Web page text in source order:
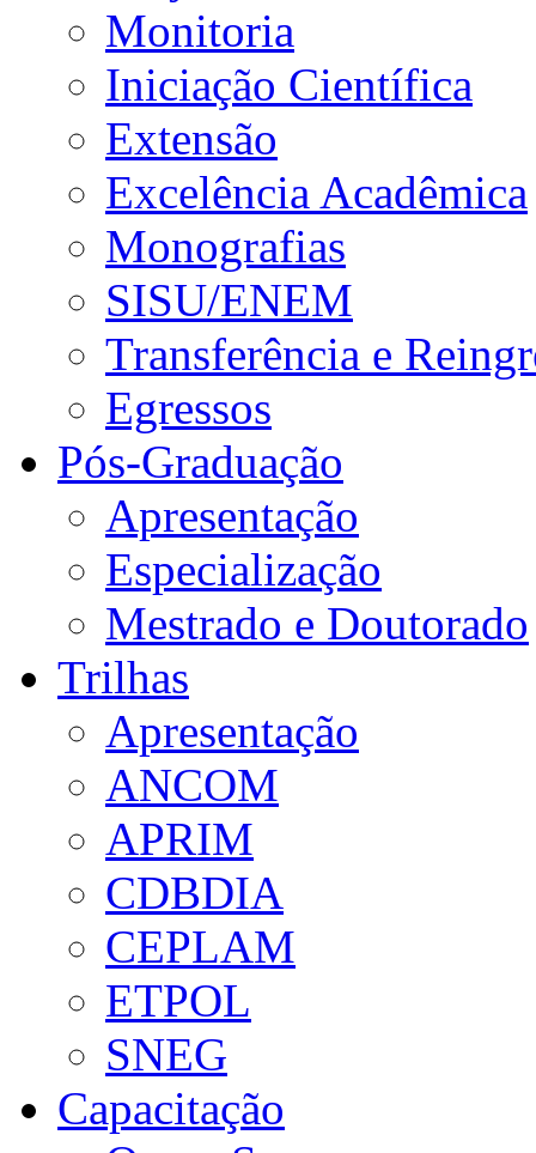
Monitoria
Iniciação Científica
Extensão
Excelência Acadêmica
Monografias
SISU/ENEM
Transferência e
Egressos
Pós-Graduação
Apresentação
Especialização
Mestrado e Doutorado
Trilhas
Apresentação
ANCOM
APRIM
CDBDIA
CEPLAM
ETPOL
SNEG
Capacitação